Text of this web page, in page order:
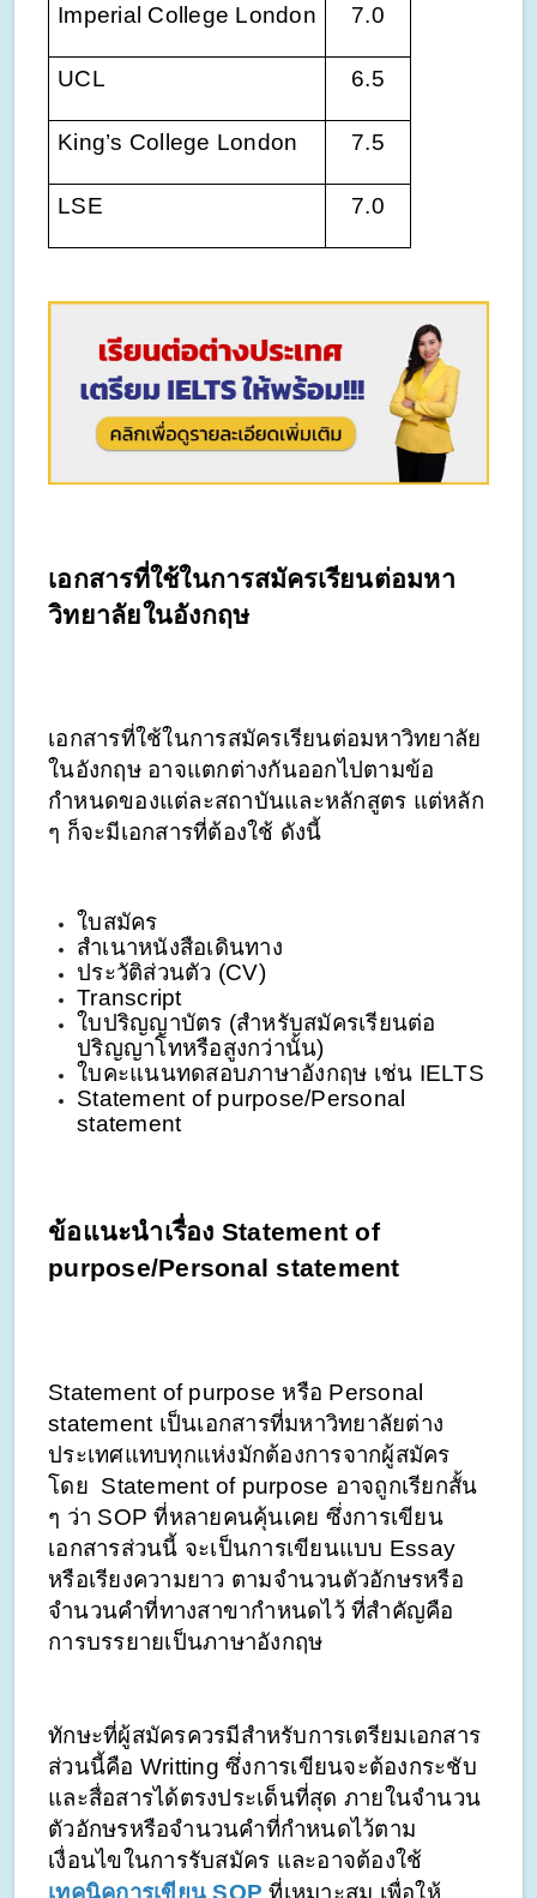
Imperial College London 7.0
UCL 6.5
King’s College London 7.5
LSE 7.0
เอกสารที่ใช้ในการสมัครเรียนต่อมหา
วิทยาลัยในอังกฤษ
เอกสารที่ใช้ในการสมัครเรียนต่อมหาวิทยาลัย
ในอังกฤษ อาจแตกต่างกันออกไปตามข้อ
กำหนดของแต่ละสถาบันและหลักสูตร แต่หลัก
ๆ ก็จะมีเอกสารที่ต้องใช้ ดังนี้
ใบสมัคร
สำเนาหนังสือเดินทาง
ประวัติส่วนตัว (CV)
Transcript
ใบปริญญาบัตร (สำหรับสมัครเรียนต่อ
ปริญญาโทหรือสูงกว่านั้น)
ใบคะแนนทดสอบภาษาอังกฤษ เช่น IELTS
Statement of purpose/Personal
statement
ข้อแนะนำเรื่อง Statement of
purpose/Personal statement
Statement of purpose หรือ Personal
statement เป็นเอกสารที่มหาวิทยาลัยต่าง
ประเทศแทบทุกแห่งมักต้องการจากผู้สมัคร
โดย  Statement of purpose อาจถูกเรียกสั้น
ๆ ว่า SOP ที่หลายคนคุ้นเคย ซึ่งการเขียน
เอกสารส่วนนี้ จะเป็นการเขียนแบบ Essay
หรือเรียงความยาว ตามจำนวนตัวอักษรหรือ
จำนวนคำที่ทางสาขากำหนดไว้ ที่สำคัญคือ
การบรรยายเป็นภาษาอังกฤษ
ทักษะที่ผู้สมัครควรมีสำหรับการเตรียมเอกสาร
ส่วนนี้คือ Writting ซึ่งการเขียนจะต้องกระชับ
และสื่อสารได้ตรงประเด็นที่สุด ภายในจำนวน
ตัวอักษรหรือจำนวนคำที่กำหนดไว้ตาม
เงื่อนไขในการรับสมัคร และอาจต้องใช้
เทคนิคการเขียน SOP ที่เหมาะสม เพื่อให้